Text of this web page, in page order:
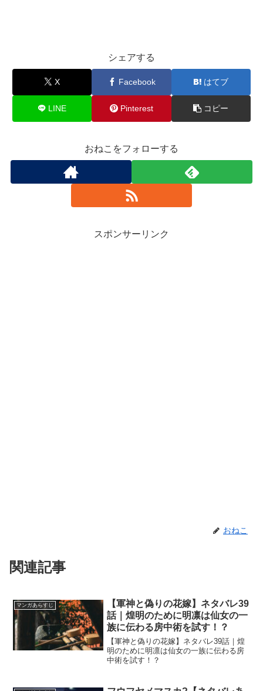
シェアする
X Facebook はてブ
LINE Pinterest コピー
おねこをフォローする
スポンサーリンク
おねこ
関連記事
マンガあらすじ
【軍神と偽りの花嫁】ネタバレ39
話｜煌明のために明凛は仙女の一
族に伝わる房中術を試す！？
【軍神と偽りの花嫁】ネタバレ39話｜煌
明のために明凛は仙女の一族に伝わる房
中術を試す！？